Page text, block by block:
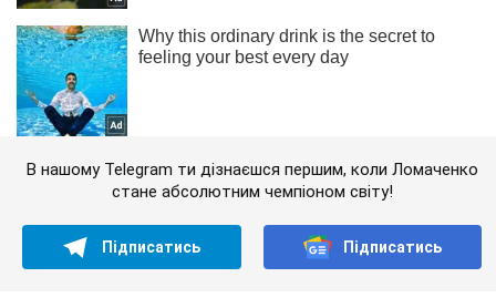
В нашому Telegram ти дізнаєшся першим, коли Ломаченко
стане абсолютним чемпіоном світу!
Підписатись Підписатись